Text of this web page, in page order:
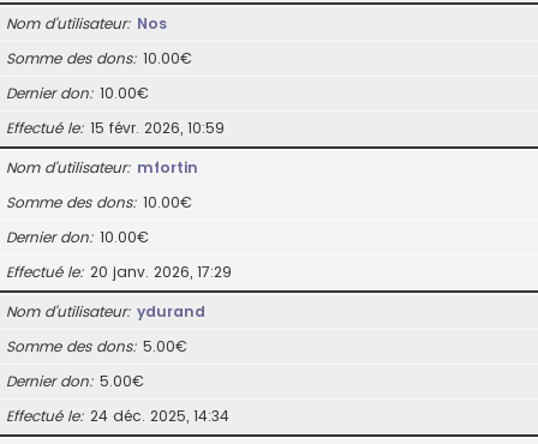
Nom d’utilisateur Nos
Somme des dons 10.00€
Dernier don 10.00€
Effectué le 15 févr. 2026, 10:59
Nom d’utilisateur mfortin
Somme des dons 10.00€
Dernier don 10.00€
Effectué le 20 janv. 2026, 17:29
Nom d’utilisateur ydurand
Somme des dons 5.00€
Dernier don 5.00€
Effectué le 24 déc. 2025, 14:34